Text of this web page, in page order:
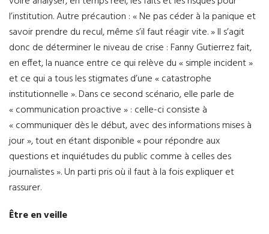
l’institution. Autre précaution : « Ne pas céder à la panique et
savoir prendre du recul, même s’il faut réagir vite. » Il s’agit
donc de déterminer le niveau de crise : Fanny Gutierrez fait,
en effet, la nuance entre ce qui relève du « simpleincident »
et ce qui a tous les stigmates d’une « catastrophe
institutionnelle ». Dans ce second scénario, elle parle de
« communication proactive » : celle-ci consiste à
« communiquer dès le début, avec des informations mises à
jour », tout en étant disponible « pour répondre aux
questions et inquiétudes du public comme à celles des
journalistes ». Un parti pris où il faut à la fois expliquer et
rassurer.
Être en veille